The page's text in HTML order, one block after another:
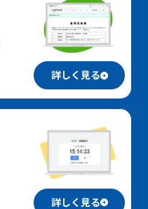
詳しく見る
詳しく見る